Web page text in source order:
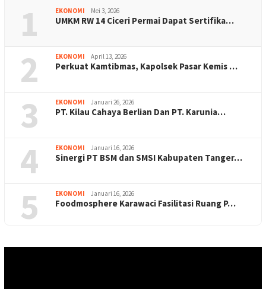
1 EKONOMI Mei 3, 2026
UMKM RW 14 Ciceri Permai Dapat Sertifika…
2 EKONOMI April 13, 2026
Perkuat Kamtibmas, Kapolsek Pasar Kemis …
3 EKONOMI Januari 26, 2026
PT. Kilau Cahaya Berlian Dan PT. Karunia…
4 EKONOMI Januari 16, 2026
Sinergi PT BSM dan SMSI Kabupaten Tanger…
5 EKONOMI Januari 16, 2026
Foodmosphere Karawaci Fasilitasi Ruang P…